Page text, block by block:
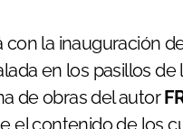
la inauguración
en los pasillos
de obras del autor